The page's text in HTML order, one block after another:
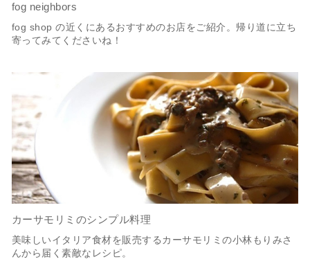
fog neighbors
fog shop の近くにあるおすすめのお店をご紹介。帰り道に立ち
寄ってみてくださいね！
カーサモリミのシンプル料理
美味しいイタリア食材を販売するカーサモリミの小林もりみさ
んから届く素敵なレシピ。